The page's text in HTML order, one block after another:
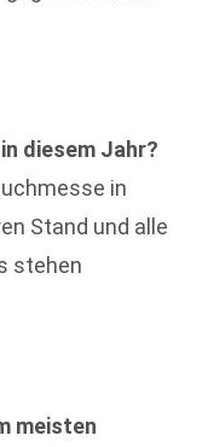
diesem Jahr?
in
Stand und alle
stehen
meisten